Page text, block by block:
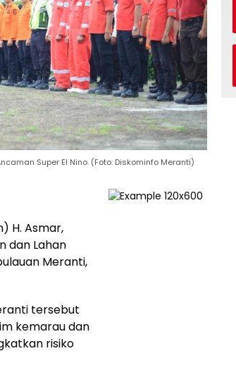
Super El Nino. (Foto: Diskominfo Meranti)
H. Asmar,
dan Lahan
Meranti,
tersebut
kemarau dan
risiko